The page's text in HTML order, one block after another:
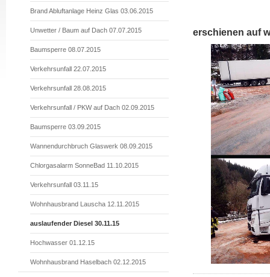
Brand Abluftanlage Heinz Glas 03.06.2015
Unwetter / Baum auf Dach 07.07.2015
Baumsperre 08.07.2015
Verkehrsunfall 22.07.2015
Verkehrsunfall 28.08.2015
Verkehrsunfall / PKW auf Dach 02.09.2015
Baumsperre 03.09.2015
Wannendurchbruch Glaswerk 08.09.2015
Chlorgasalarm SonneBad 11.10.2015
Verkehrsunfall 03.11.15
Wohnhausbrand Lauscha 12.11.2015
auslaufender Diesel 30.11.15
Hochwasser 01.12.15
Wohnhausbrand Haselbach 02.12.2015
erschienen auf